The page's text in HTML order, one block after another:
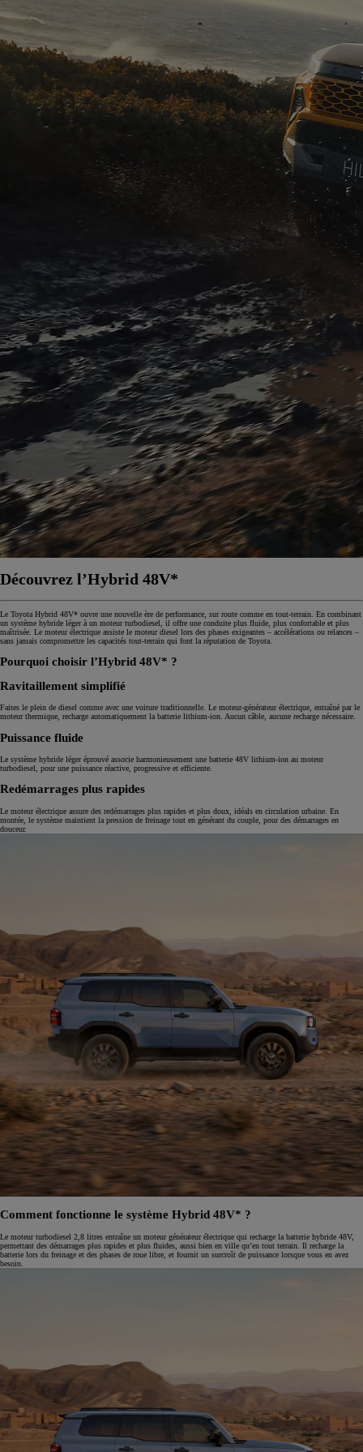
Découvrez l’Hybrid 48V*
Le Toyota Hybrid 48V* ouvre une nouvelle ère de performance, sur route comme en tout-terrain. En combinant
un système hybride léger à un moteur turbodiesel, il offre une conduite plus fluide, plus confortable et plus
maîtrisée. Le moteur électrique assiste le moteur diesel lors des phases exigeantes – accélérations ou relances –
sans jamais compromettre les capacités tout-terrain qui font la réputation de Toyota.
Pourquoi choisir l’Hybrid 48V* ?
Ravitaillement simplifié
Faites le plein de diesel comme avec une voiture traditionnelle. Le moteur-générateur électrique, entraîné par le
moteur thermique, recharge automatiquement la batterie lithium-ion. Aucun câble, aucune recharge nécessaire.
Puissance fluide
Le système hybride léger éprouvé associe harmonieusement une batterie 48V lithium-ion au moteur
turbodiesel, pour une puissance réactive, progressive et efficiente.
Redémarrages plus rapides
Le moteur électrique assure des redémarrages plus rapides et plus doux, idéals en circulation urbaine. En
montée, le système maintient la pression de freinage tout en générant du couple, pour des démarrages en
douceur.
Comment fonctionne le système Hybrid 48V* ?
Le moteur turbodiesel 2,8 litres entraîne un moteur générateur électrique qui recharge la batterie hybride 48V,
permettant des démarrages plus rapides et plus fluides, aussi bien en ville qu’en tout terrain. Il recharge la
batterie lors du freinage et des phases de roue libre, et fournit un surcroît de puissance lorsque vous en avez
besoin.